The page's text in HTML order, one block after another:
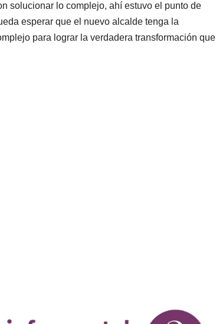
solucionar lo complejo, ahí estuvo el punto de
esperar que el nuevo alcalde tenga la
para lograr la verdadera transformación que